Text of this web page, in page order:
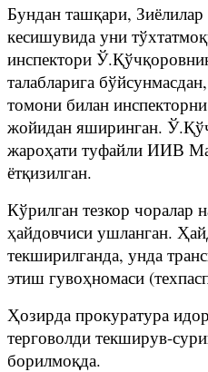
Бундан ташқари,
кесишувида уни
инспектори
талабларига
томони билан
жойидан яширинган.
жароҳати туфайли ИИВ
ётқизилган.
Кўрилган тезкор чоралар
ҳайдовчиси ушланган.
текширилганда, унда
этиш гувоҳномаси
Ҳозирда прокуратура
терговолди текширув-
борилмоқда.